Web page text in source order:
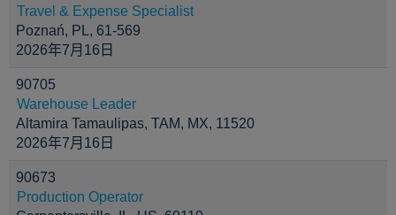
Travel & Expense Specialist
Poznań, PL, 61-569
2026年7月16日
90705
Warehouse Leader
Altamira Tamaulipas, TAM, MX, 11520
2026年7月16日
90673
Production Operator